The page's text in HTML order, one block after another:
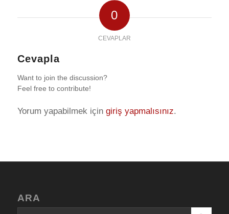
0
CEVAPLAR
Cevapla
Want to join the discussion?
Feel free to contribute!
Yorum yapabilmek için giriş yapmalısınız.
ARA